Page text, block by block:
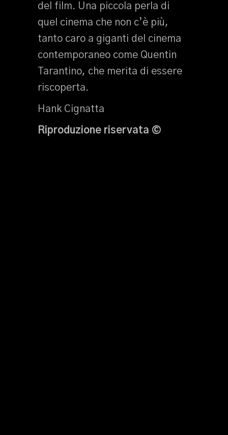
del film. Una piccola perla di
quel cinema che non c’è più,
tanto caro a giganti del cinema
contemporaneo come Quentin
Tarantino, che merita di essere
riscoperta.
Hank Cignatta
Riproduzione riservata ©